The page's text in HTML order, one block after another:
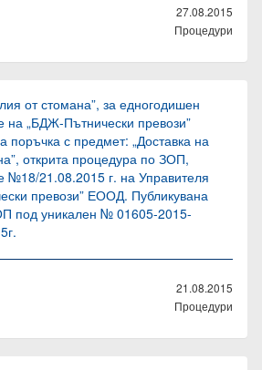
27.08.2015
Процедури
от стомана”, за едногодишен
на „БДЖ-Пътнически превози”
с предмет: „Доставка на
открита процедура по ЗОП,
№18/21.08.2015 г. на Управителя
превози” ЕООД. Публикувана
под уникален № 01605-2015-
21.08.2015
Процедури